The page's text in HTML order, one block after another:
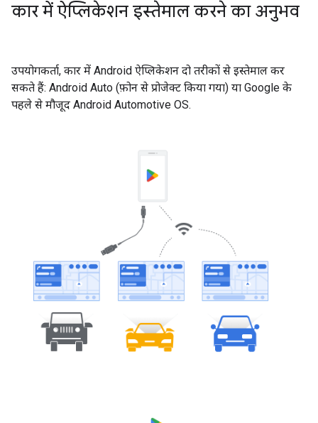
कार में ऐप्लिकेशन इस्तेमाल करने का अनुभव
उपयोगकर्ता, कार में Android ऐप्लिकेशन दो तरीकों से इस्तेमाल कर
सकते हैं: Android Auto (फ़ोन से प्रोजेक्ट किया गया) या Google के
पहले से मौजूद Android Automotive OS.